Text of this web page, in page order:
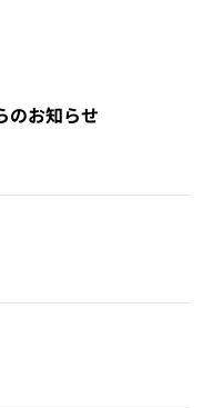
のお知らせ